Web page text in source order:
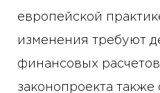
европейской
изменения требуют
финансовых
законопроекта также